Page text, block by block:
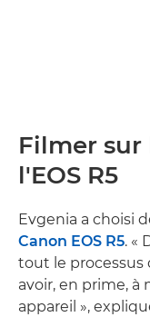
Filmer sur
l'EOS R5
Evgenia a choisi
Canon EOS R5. «
tout le processus
avoir, en prime, à
appareil »,